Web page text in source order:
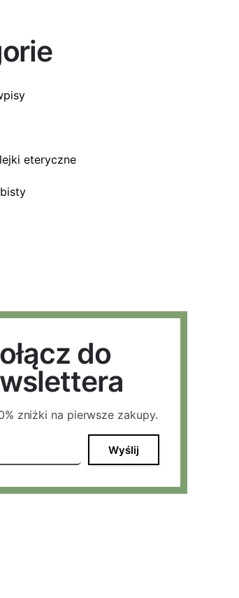
eteryczne
do
zniżki na pierwsze zakupy.
Wyślij